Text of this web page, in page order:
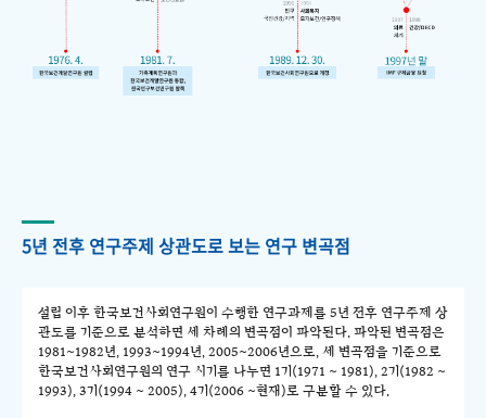
5년 전후 연구주제 상관도로 보는 연구 변곡점
설립 이후 한국보건사회연구원이 수행한 연구과제를 5년 전후 연구주제 상
관도를 기준으로 분석하면 세 차례의 변곡점이 파악된다. 파악된 변곡점은
1981~1982년, 1993~1994년, 2005~2006년으로, 세 변곡점을 기준으로
한국보건사회연구원의 연구 시기를 나누면 1기(1971 ~ 1981), 2기(1982 ~
1993), 3기(1994 ~ 2005), 4기(2006 ~현재)로 구분할 수 있다.